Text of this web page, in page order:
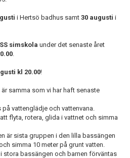
i Hertsö badhus samt 30 augusti i
simskola under det senaste året
kl 20.00!
samma som vi har haft senaste
vattenglädje och vattenvana.
flyta, rotera, glida i vattnet och simma
är sista gruppen i den lilla bassängen
simma 10 meter på grunt vatten.
i stora bassängen och barnen förväntas